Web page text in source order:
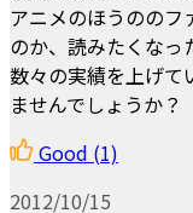
アニメのほうののフ
のか、読みたくなっ
数々の実績を上げて
ませんでしょうか？
Good (1)
2012/10/15